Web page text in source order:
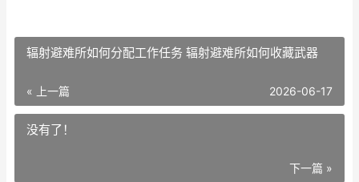
辐射避难所如何分配工作任务 辐射避难所如何收藏武器
« 上一篇 2026-06-17
没有了！
下一篇 »